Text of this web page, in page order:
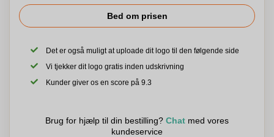
Bed om prisen
Det er også muligt at uploade dit logo til den følgende side
Vi tjekker dit logo gratis inden udskrivning
Kunder giver os en score på 9.3
Brug for hjælp til din bestilling? Chat med vores
kundeservice